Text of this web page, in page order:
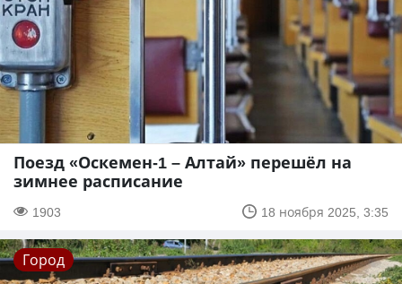
Поезд «Оскемен-1 – Алтай» перешёл на
зимнее расписание
1903 18 ноября 2025, 3:35
Город